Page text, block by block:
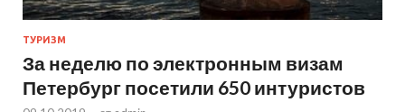
ТУРИЗМ
За неделю по электронным визам
Петербург посетили 650 интуристов